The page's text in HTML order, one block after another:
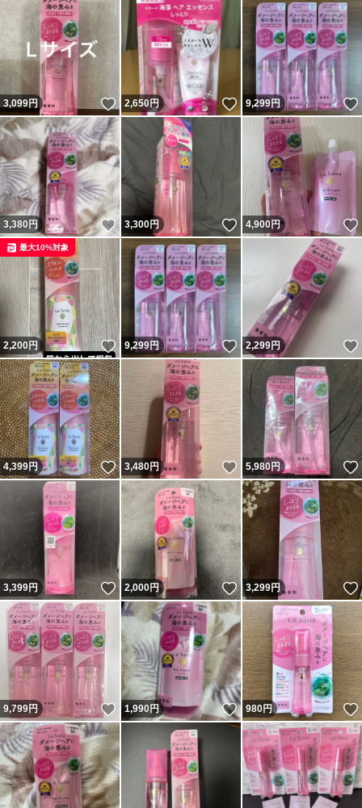
3,099円 いいね！
2,650円 いいね！
9,299円
3,380円 いいね！
3,300円 いいね！
4,900円
2,200円 いいね！
最大10%対象
9,299円 いいね！
2,299円
4,399円 いいね！
3,480円 いいね！
5,980円
3,399円 いいね！
2,000円 いいね！
3,299円
9,799円 いいね！
1,990 円 いいね！
980円